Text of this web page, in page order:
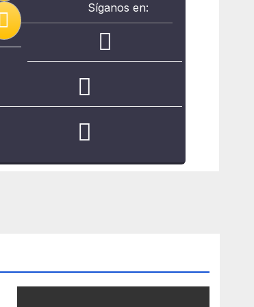
Síganos en: